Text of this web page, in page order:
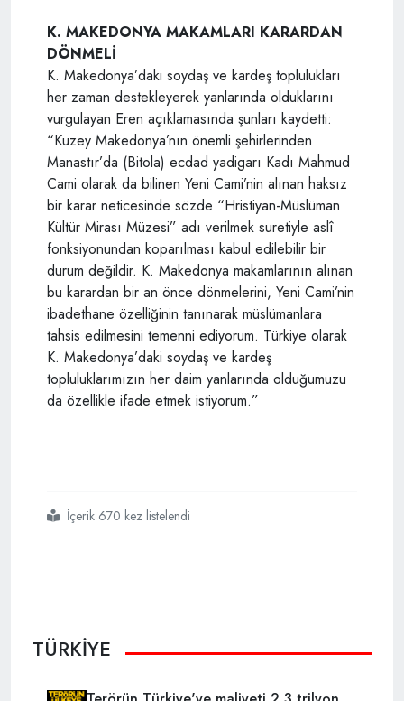
K. MAKEDONYA MAKAMLARI KARARDAN
DÖNMELİ
K. Makedonya’daki soydaş ve kardeş toplulukları
her zaman destekleyerek yanlarında olduklarını
vurgulayan Eren açıklamasında şunları kaydetti:
“Kuzey Makedonya’nın önemli şehirlerinden
Manastır’da (Bitola) ecdad yadigarı Kadı Mahmud
Cami olarak da bilinen Yeni Cami’nin alınan haksız
bir karar neticesinde sözde “Hristiyan-Müslüman
Kültür Mirası Müzesi” adı verilmek suretiyle aslî
fonksiyonundan koparılması kabul edilebilir bir
durum değildir. K. Makedonya makamlarının alınan
bu karardan bir an önce dönmelerini, Yeni Cami’nin
ibadethane özelliğinin tanınarak müslümanlara
tahsis edilmesini temenni ediyorum. Türkiye olarak
K. Makedonya’daki soydaş ve kardeş
topluluklarımızın her daim yanlarında olduğumuzu
da özellikle ifade etmek istiyorum.”
#ytb
#başkanı
#eren
#manastır daki
#yeni
#cami nin
#müze
#olarak
#hizmete
#açılmasına
#tepki
#gösterdi
İçerik 670 kez listelendi
TÜRKİYE